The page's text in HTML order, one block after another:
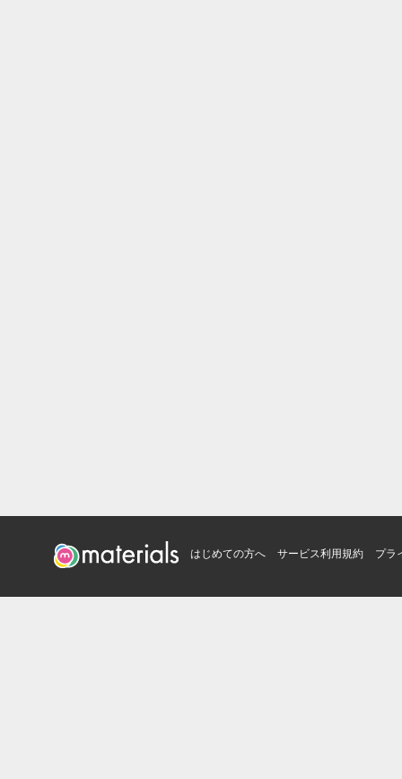
はじめての方へ サービス利用規約 プラ